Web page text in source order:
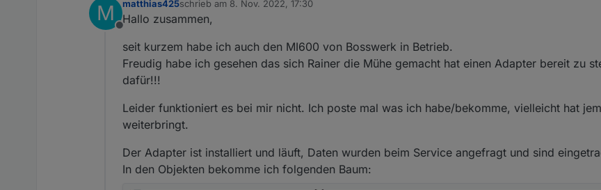
solarmanpv.0 2022-11-08 08:00:11.805	error	Unhandled
solarmanpv.0 2022-11-08 08:00:11.801	error	unhandled promise
solarmanpv.0 2022-11-08 08:00:11.798	error	Unhandled
solarmanpv.0 2022-11-08 08:00:11.794	error	DB closed
solarmanpv.0 2022-11-08 08:00:11.791	error	Unhandled
solarmanpv.0 2022-11-08 08:00:11.780	error	unhandled promise
solarmanpv.0 2022-11-08 08:00:11.779	error	Unhandled
M
Offline
matthias425schrieb am 8. Nov. 2022, 17:30
zuletzt editiert von
Hallo zusammen,
seit kurzem habe ich auch den MI600 von Bosswerk in Betrieb.
Freudig habe ich gesehen das sich Rainer die Mühe gemacht hat einen Adapter bereit zu
dafür!!!
Leider funktioniert es bei mir nicht. Ich poste mal was ich habe/bekomme, vielleicht hat
weiterbringt.
Der Adapter ist installiert und läuft, Daten wurden beim Service angefragt und sind
In den Objekten bekomme ich folgenden Baum: